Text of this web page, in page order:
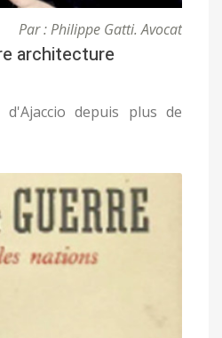
Par : Philippe Gatti. Avocat
architecture
depuis plus de